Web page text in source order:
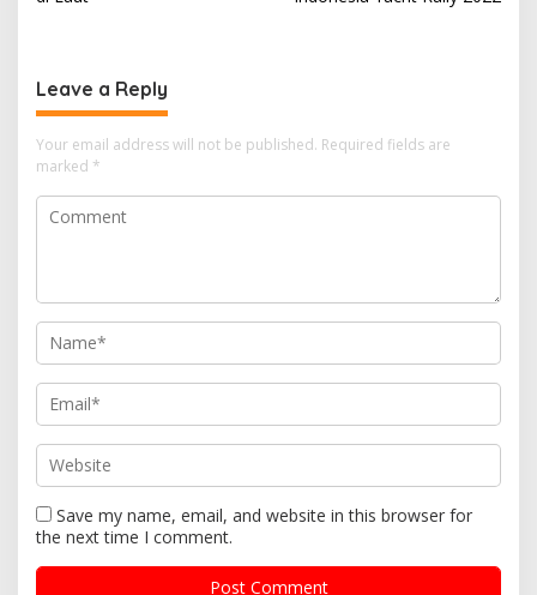
Leave a Reply
Your email address will not be published. Required fields are
marked *
Save my name, email, and website in this browser for
the next time I comment.